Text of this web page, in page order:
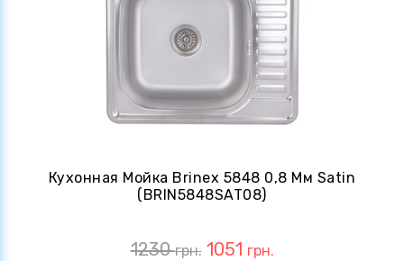
Кухонная Мойка Brinex 5848 0,8 Мм Satin
(BRIN5848SAT08)
1230грн. 1051 грн.